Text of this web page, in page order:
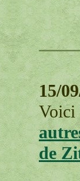
15/
Voici
de